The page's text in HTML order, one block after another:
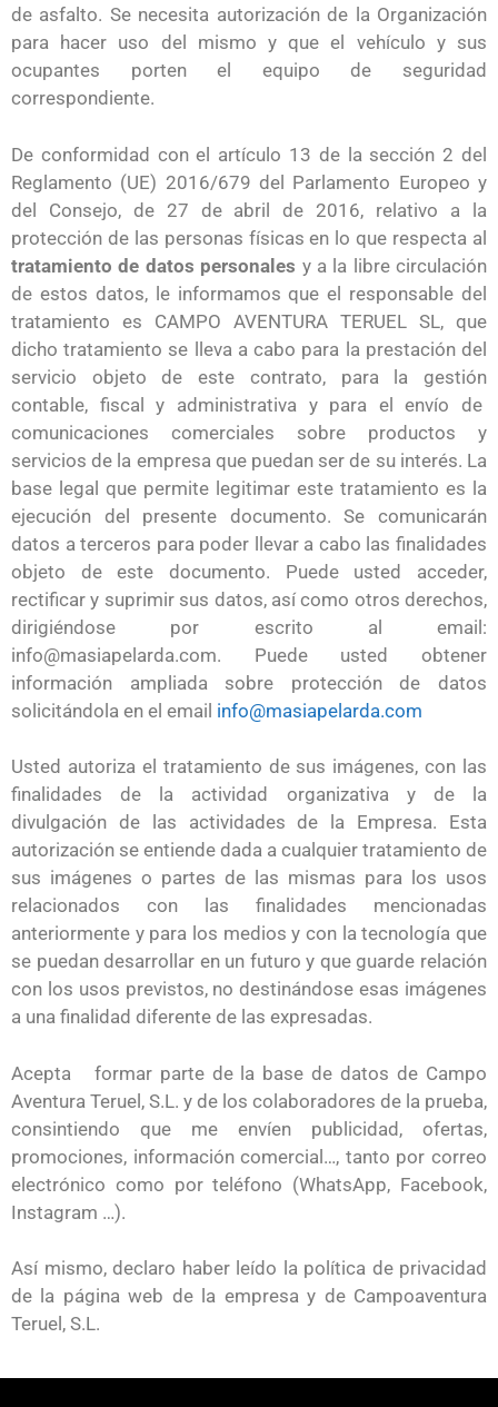
de asfalto. Se necesita autorización de la Organización
para hacer uso del mismo y que el vehículo y sus
ocupantes porten el equipo de seguridad
correspondiente.
De conformidad con el artículo 13 de la sección 2 del
Reglamento (UE) 2016/679 del Parlamento Europeo y
del Consejo, de 27 de abril de 2016, relativo a la
protección de las personas físicas en lo que respecta al
tratamiento de datos personales y a la libre circulación
de estos datos, le informamos que el responsable del
tratamiento es CAMPO AVENTURA TERUEL SL, que
dicho tratamiento se lleva a cabo para la prestación del
servicio objeto de este contrato, para la gestión
contable, fiscal y administrativa y para el envío de
comunicaciones comerciales sobre productos y
servicios de la empresa que puedan ser de su interés. La
base legal que permite legitimar este tratamiento es la
ejecución del presente documento. Se comunicarán
datos a terceros para poder llevar a cabo las finalidades
objeto de este documento. Puede usted acceder,
rectificar y suprimir sus datos, así como otros derechos,
dirigiéndose por escrito al email:
info@masiapelarda.com. Puede usted obtener
información ampliada sobre protección de datos
solicitándola en el email info@masiapelarda.com
Usted autoriza el tratamiento de sus imágenes, con las
finalidades de la actividad organizativa y de la
divulgación de las actividades de la Empresa. Esta
autorización se entiende dada a cualquier tratamiento de
sus imágenes o partes de las mismas para los usos
relacionados con las finalidades mencionadas
anteriormente y para los medios y con la tecnología que
se puedan desarrollar en un futuro y que guarde relación
con los usos previstos, no destinándose esas imágenes
a una finalidad diferente de las expresadas.
Acepta formar parte de la base de datos de Campo
Aventura Teruel, S.L. y de los colaboradores de la prueba,
consintiendo que me envíen publicidad, ofertas,
promociones, información comercial…, tanto por correo
electrónico como por teléfono (WhatsApp, Facebook,
Instagram …).
Así mismo, declaro haber leído la política de privacidad
de la página web de la empresa y de Campoaventura
Teruel, S.L.